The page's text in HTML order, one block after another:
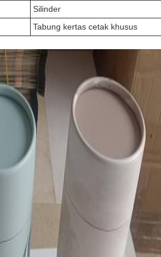
Silinder
Tabung kertas cetak khusus